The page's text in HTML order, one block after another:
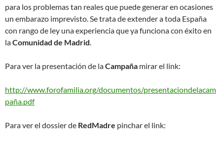
para los problemas tan reales que puede generar en ocasiones
un embarazo imprevisto. Se trata de extender a toda España
con rango de ley una experiencia que ya funciona con éxito en
laComunidad de Madrid.
Para ver la presentación de laCampaña mirar el link:
http://www.forofamilia.org/documentos/presentaciondelacam
paña.pdf
Para ver el dossier de RedMadre pinchar el link: